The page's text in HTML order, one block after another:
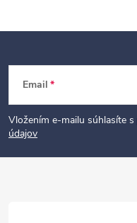
t
Email
Vložením e-mailu súhlasíte s
údajov